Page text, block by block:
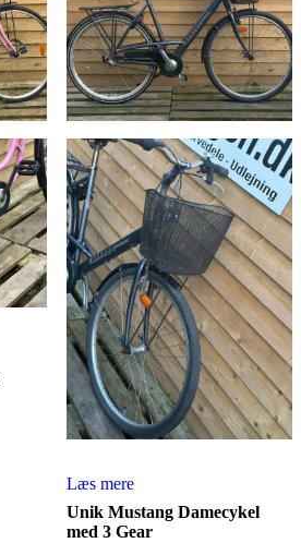
Læs mere
Unik Mustang Damecykel
med 3 Gear